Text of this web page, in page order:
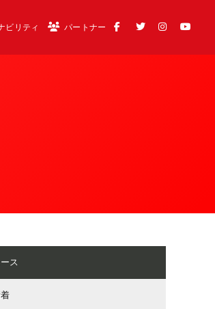
ビリティ パートナー
ス